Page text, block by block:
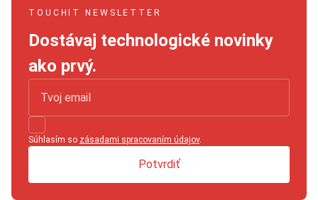
TOUCHIT NEWSLETTER
Dostávaj technologické novinky
ako prvý.
Súhlasím so zásadami spracovaním údajov.
Potvrdiť